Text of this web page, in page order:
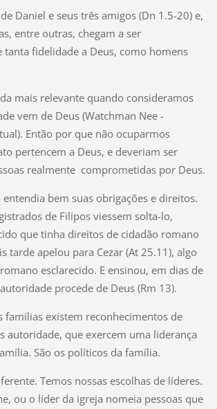
Daniel e seus três amigos (Dn 1.5-20) e,
entre outras, chegam a ser
tanta fidelidade a Deus, como homens
mais relevante quando consideramos
vem de Deus (Watchman Nee -
Então por que não ocuparmos
pertencem a Deus, e deveriam ser
realmente comprometidas por Deus.
bem suas obrigações e direitos.
de Filipos viessem solta-lo,
que tinha direitos de cidadão romano
tarde apelou para Cezar (At 25.11), algo
esclarecido. E ensinou, em dias de
procede de Deus (Rm 13).
famílias existem reconhecimentos de
autoridade, que exercem uma liderança
São os políticos da família.
Temos nossas escolhas de líderes.
ou o líder da igreja nomeia pessoas que